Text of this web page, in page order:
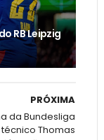
RB Leipzig
PRÓXIMA
da Bundesliga
Thomas